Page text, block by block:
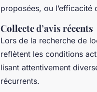
proposées, ou l’efficacité
Collecte d’avis récents
Lors de la recherche de
reflètent les conditions
lisant attentivement
récurrents.